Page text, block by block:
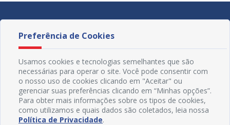
Preferência de Cookies
Usamos cookies e tecnologias semelhantes que são
necessárias para operar o site. Você pode consentir com
o nosso uso de cookies clicando em "Aceitar" ou
gerenciar suas preferências clicando em “Minhas opções”.
Para obter mais informações sobre os tipos de cookies,
como utilizamos e quais dados são coletados, leia nossa
Política de Privacidade.